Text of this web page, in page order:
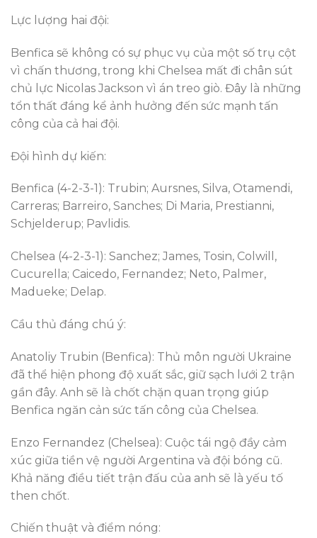
Lực lượng hai đội:
Benfica sẽ không có sự phục vụ của một số trụ cột
vì chấn thương, trong khi Chelsea mất đi chân sút
chủ lực Nicolas Jackson vì án treo giò. Đây là những
tổn thất đáng kể ảnh hưởng đến sức mạnh tấn
công của cả hai đội.
Đội hình dự kiến:
Benfica (4-2-3-1): Trubin; Aursnes, Silva, Otamendi,
Carreras; Barreiro, Sanches; Di Maria, Prestianni,
Schjelderup; Pavlidis.
Chelsea (4-2-3-1): Sanchez; James, Tosin, Colwill,
Cucurella; Caicedo, Fernandez; Neto, Palmer,
Madueke; Delap.
Cầu thủ đáng chú ý:
Anatoliy Trubin (Benfica): Thủ môn người Ukraine
đã thể hiện phong độ xuất sắc, giữ sạch lưới 2 trận
gần đây. Anh sẽ là chốt chặn quan trọng giúp
Benfica ngăn cản sức tấn công của Chelsea.
Enzo Fernandez (Chelsea): Cuộc tái ngộ đầy cảm
xúc giữa tiền vệ người Argentina và đội bóng cũ.
Khả năng điều tiết trận đấu của anh sẽ là yếu tố
then chốt.
Chiến thuật và điểm nóng: